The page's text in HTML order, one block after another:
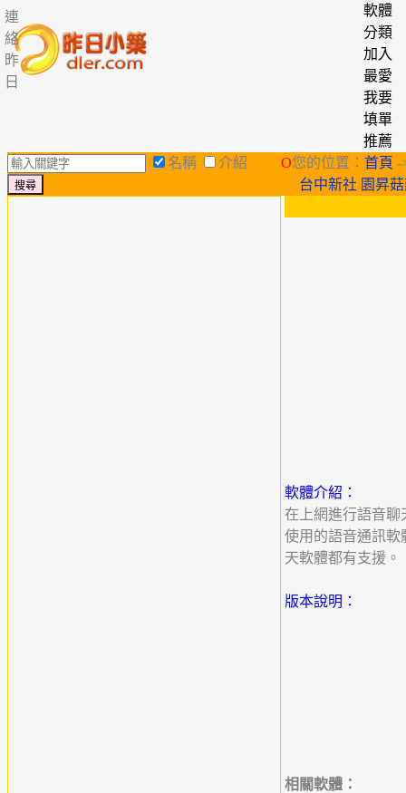
連
絡
昨
日
軟體
分類
加入
最愛
我要
填單
推薦
名稱
介紹 O您的位置： 首頁 -
台中新社 園昇
軟體介紹：
在上網進行語音聊
使用的語音通訊軟
天軟體都有支援。
版本說明：
相關軟體：